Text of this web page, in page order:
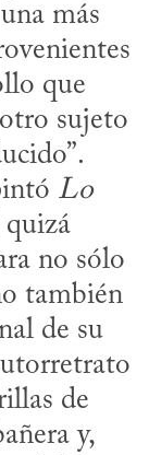
más
que
otro sujeto
Lo
quizá
no sólo
también
de su
de
y,